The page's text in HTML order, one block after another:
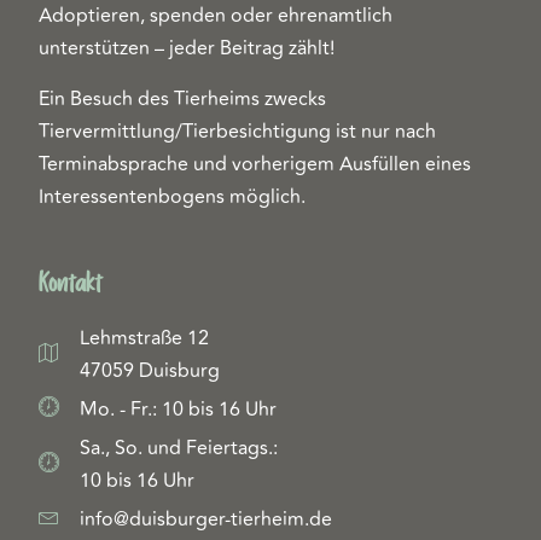
Adoptieren, spenden oder ehrenamtlich
unterstützen – jeder Beitrag zählt!
Ein Besuch des Tierheims zwecks
Tiervermittlung/Tierbesichtigung ist nur nach
Terminabsprache und vorherigem Ausfüllen eines
Interessentenbogens möglich.
Kontakt
Lehmstraße 12
47059 Duisburg
Mo. - Fr.: 10 bis 16 Uhr
Sa., So. und Feiertags.:
10 bis 16 Uhr
info@duisburger-tierheim.de